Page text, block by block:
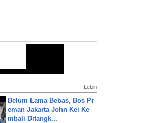
Lebih
Belum Lama Bebas, Bos Pr
eman Jakarta John Kei Ke
mbali Ditangk...